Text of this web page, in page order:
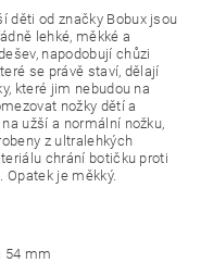
děti od značky Bobux jsou
lehké, měkké a
napodobují chůzi
se právě staví, dělají
které jim nebudou na
nožky dětí a
na užší a normální nožku,
z ultralehkých
chrání botičku proti
Opatek je měkký.
54 mm